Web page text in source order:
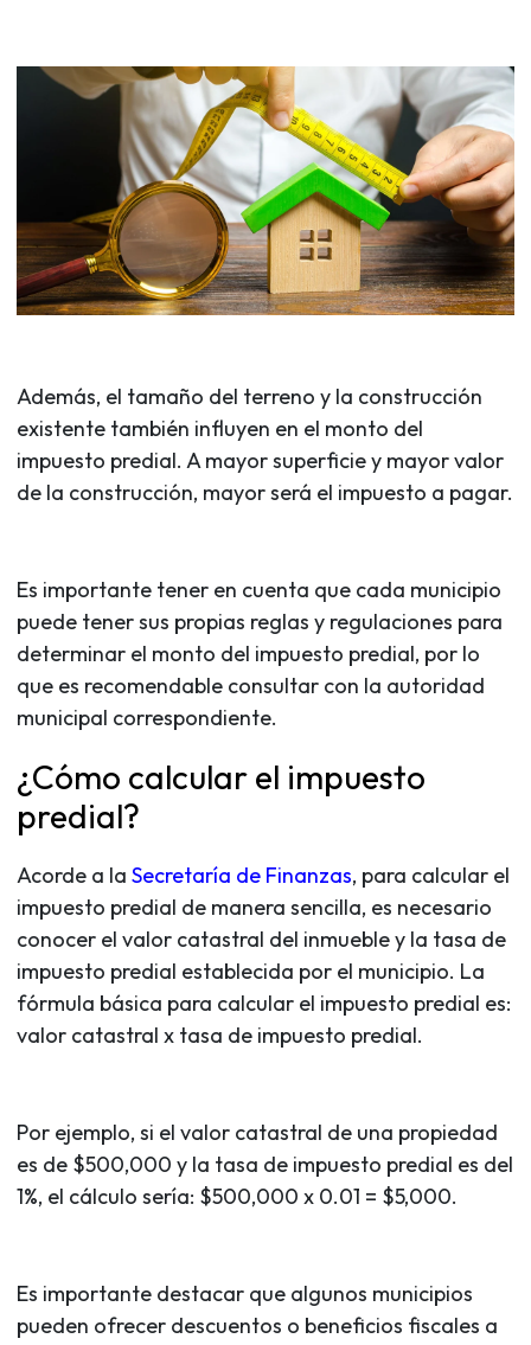
Además, el tamaño del terreno y la construcción
existente también influyen en el monto del
impuesto predial. A mayor superficie y mayor valor
de la construcción, mayor será el impuesto a pagar.
Es importante tener en cuenta que cada municipio
puede tener sus propias reglas y regulaciones para
determinar el monto del impuesto predial, por lo
que es recomendable consultar con la autoridad
municipal correspondiente.
¿Cómo calcular el impuesto
predial?
Acorde a la Secretaría de Finanzas, para calcular el
impuesto predial de manera sencilla, es necesario
conocer el valor catastral del inmueble y la tasa de
impuesto predial establecida por el municipio. La
fórmula básica para calcular el impuesto predial es:
valor catastral x tasa de impuesto predial.
Por ejemplo, si el valor catastral de una propiedad
es de $500,000 y la tasa de impuesto predial es del
1%, el cálculo sería: $500,000 x 0.01 = $5,000.
Es importante destacar que algunos municipios
pueden ofrecer descuentos o beneficios fiscales a